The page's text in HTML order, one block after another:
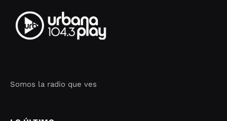
Somos la radio que ves